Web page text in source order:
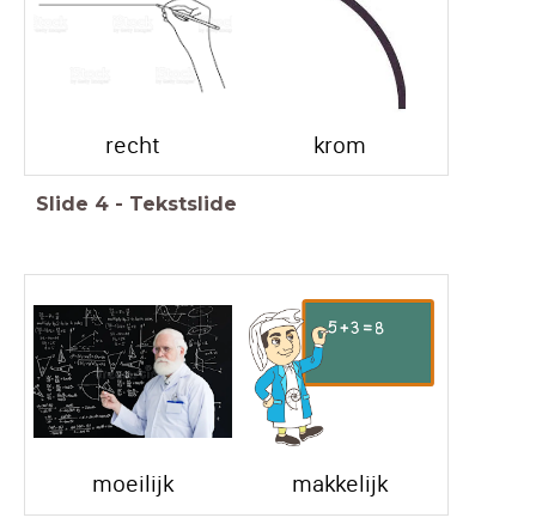
recht krom
Slide 4 - Tekstslide
moeilijk makkelijk